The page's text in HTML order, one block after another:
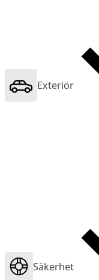
Exteriör
Säkerhet